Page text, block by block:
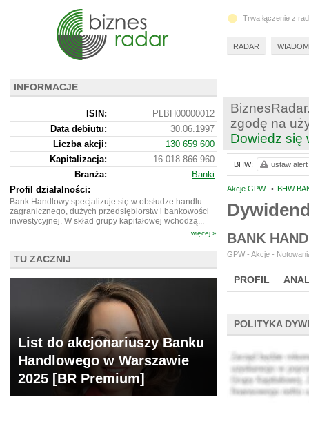
zgodę na
Dowiedz się
Akcje GPW • BHW
BANK
GPW - Akcje -
PROFIL
POLITYKA
BHW: ustaw alert
INFORMACJE
ISIN:
PLBH00000012
Data debiutu:
30.06.1997
Liczba akcji:
130 659 600
Kapitalizacja:
16 018 866 960
Branża:
Banki
Profil działalności:
Bank Handlowy specjalizuje się w obsłudze handlu
zagranicznego, dużych przedsiębiorstw i bankowości
inwestycyjnej. W skład grupy kapitałowej wchodzą...
więcej »
TU ZACZNIJ
List do akcjonariuszy Banku
Handlowego w Warszawie
2025 [BR Premium]
Trwa łączenie z
RADAR